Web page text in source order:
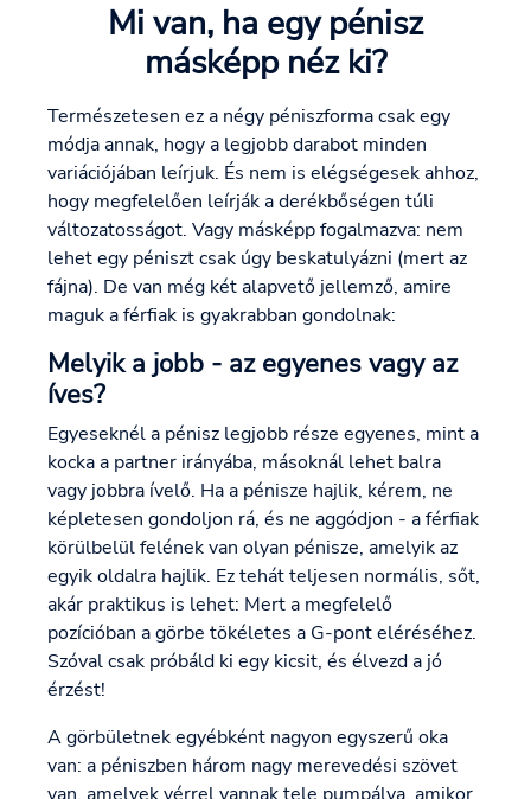
Mi van, ha egy pénisz
másképp néz ki?
Természetesen ez a négy péniszforma csak egy
módja annak, hogy a legjobb darabot minden
variációjában leírjuk. És nem is elégségesek ahhoz,
hogy megfelelően leírják a derékbőségen túli
változatosságot. Vagy másképp fogalmazva: nem
lehet egy péniszt csak úgy beskatulyázni (mert az
fájna). De van még két alapvető jellemző, amire
maguk a férfiak is gyakrabban gondolnak:
Melyik a jobb - az egyenes vagy az
íves?
Egyeseknél a pénisz legjobb része egyenes, mint a
kocka a partner irányába, másoknál lehet balra
vagy jobbra ívelő. Ha a pénisze hajlik, kérem, ne
képletesen gondoljon rá, és ne aggódjon - a férfiak
körülbelül felének van olyan pénisze, amelyik az
egyik oldalra hajlik. Ez tehát teljesen normális, sőt,
akár praktikus is lehet: Mert a megfelelő
pozícióban a görbe tökéletes a G-pont eléréséhez.
Szóval csak próbáld ki egy kicsit, és élvezd a jó
érzést!
A görbületnek egyébként nagyon egyszerű oka
van: a péniszben három nagy merevedési szövet